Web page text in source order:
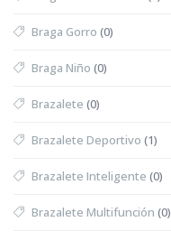
Braga Gorro (0)
Braga Niño (0)
Brazalete (0)
Brazalete Deportivo (1)
Brazalete Inteligente (0)
Brazalete Multifunción (0)